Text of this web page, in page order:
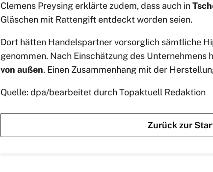
Clemens Preysing erklärte zudem, dass auch in
Gläschen mit Rattengift entdeckt worden seien.
Dort hätten Handelspartner vorsorglich sämtliche
genommen. Nach Einschätzung des Unternehmens
von außen. Einen Zusammenhang mit der
Quelle: dpa/bearbeitet durch Topaktuell Redaktion
Zurück zur